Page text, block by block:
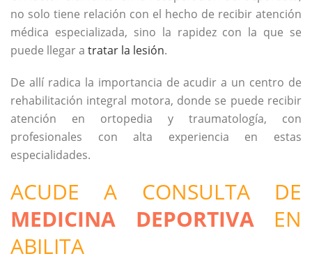
no solo tiene relación con el hecho de recibir atención
médica especializada, sino la rapidez con la que se
puede llegar a tratar la lesión.
De allí radica la importancia de acudir a un centro de
rehabilitación integral motora, donde se puede recibir
atención en ortopedia y traumatología, con
profesionales con alta experiencia en estas
especialidades.
ACUDE A CONSULTA DE
MEDICINA DEPORTIVAEN
ABILITA